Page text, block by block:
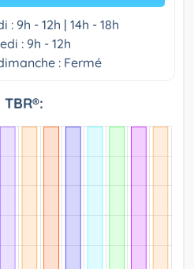
9h - 12h | 14h - 18h
: 9h - 12h
: Fermé